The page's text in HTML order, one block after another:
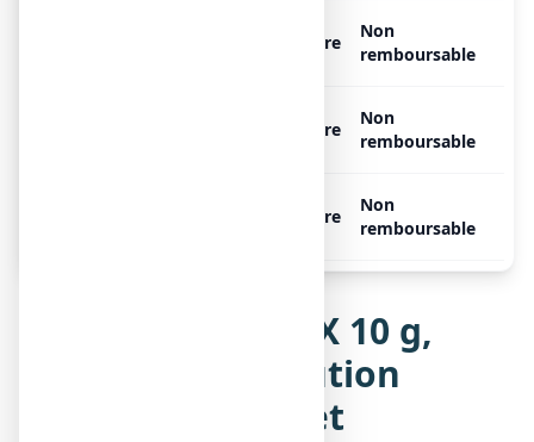
Libre
Non
remboursable
Libre
Non
remboursable
Libre
Non
remboursable
Notice de FORLAX 10 g,
poudre pour solution
buvable en sachet